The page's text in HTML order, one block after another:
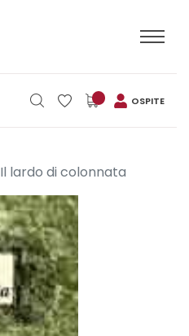
OSPITE
Il lardo di colonnata